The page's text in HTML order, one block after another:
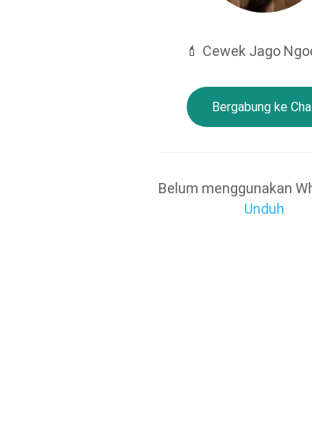
💄 Cewek Jago
Bergabung ke
Belum menggunakan
Unduh